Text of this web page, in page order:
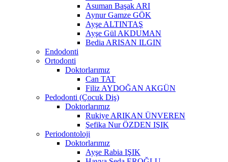
Asuman Başak ARI
Aynur Gamze GÖK
Ayşe ALTINTAŞ
Ayşe Gül AKDUMAN
Bedia ARISAN ILGIN
Endodonti
Ortodonti
Doktorlarımız
Can TAT
Filiz AYDOĞAN AKGÜN
Pedodonti (Çocuk Diş)
Doktorlarımız
Rukiye ARIKAN ÜNVEREN
Şefika Nur ÖZDEN IŞIK
Periodontoloji
Doktorlarımız
Ayşe Rabia IŞIK